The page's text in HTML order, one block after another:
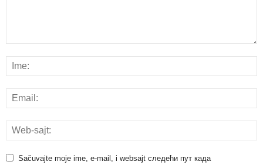
Sačuvajte moje ime, e-mail, i websajt следећи пут када